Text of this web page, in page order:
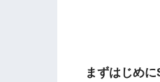
まずはじめ